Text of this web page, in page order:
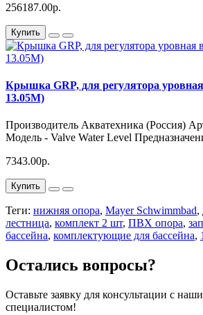
256187.00р.
Купить
Крышка GRP, для регулятора
13.05M)
Производитель Акватехника (Россия)
Модель - Valve Water Level
7343.00р.
Купить
Теги: нижняя опора, Mayer Schwimmbad,
лестница, комплект 2 шт, ПВХ опора,
бассейна, комплектующие для бассейна,
Остались вопросы?
Оставьте заявку для консультации с
специалистом!